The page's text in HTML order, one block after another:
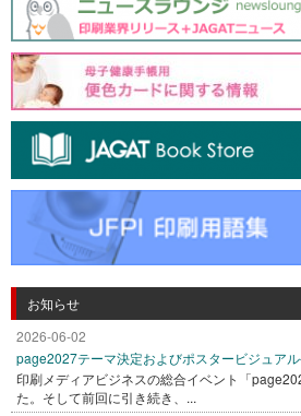
お知らせ
2026-06-02
page2027テーマ決定およびポスタービジュア
印刷メディアビジネスの総合イベント「
た。そして前回に引き続き、...